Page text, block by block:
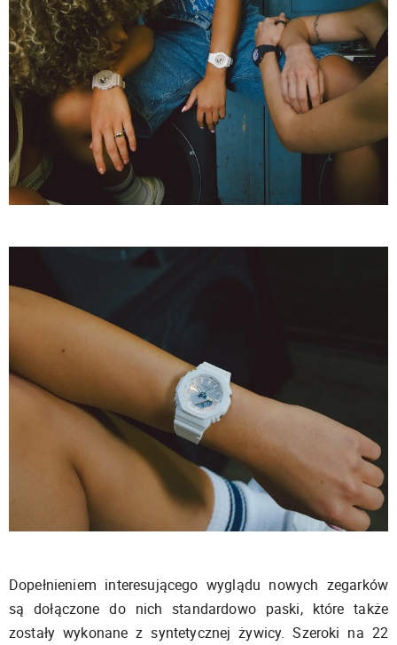
Dopełnieniem interesującego wyglądu nowych zegarków
są dołączone do nich standardowo paski, które także
zostały wykonane z syntetycznej żywicy. Szeroki na 22